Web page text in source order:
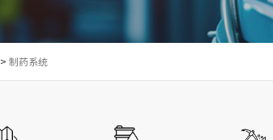
> 制药系统